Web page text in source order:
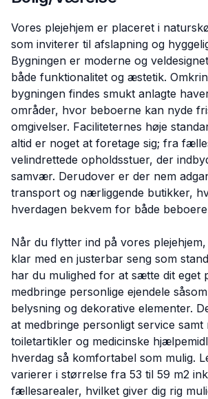
Vores plejehjem er placeret i
som inviterer til afslapning og
Bygningen er moderne og
både funktionalitet og æstetik.
bygningen findes smukt anlagte
områder, hvor beboerne kan nyde
omgivelser. Faciliteternes høje
altid er noget at foretage sig; fra
velindrettede opholdsstuer, der
samvær. Derudover er der nem
transport og nærliggende butikker,
hverdagen bekvem for både
Når du flytter ind på vores
klar med en justerbar seng som
har du mulighed for at sætte dit eget
medbringe personlige ejendele
belysning og dekorative elementer.
at medbringe personligt service samt
toiletartikler og medicinske
hverdag så komfortabel som mulig.
varierer i størrelse fra 53 til 59 m2
fællesarealer, hvilket giver dig rig